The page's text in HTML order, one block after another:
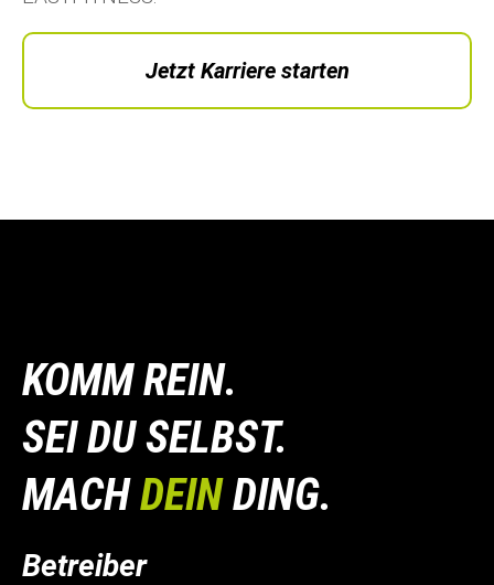
Jetzt Karriere starten
KOMM REIN.
SEI DU SELBST.
MACHDEINDING.
Betreiber